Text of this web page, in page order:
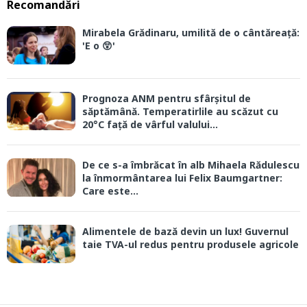
Recomandări
Mirabela Grădinaru, umilită de o cântăreață:
'E o 😲'
Prognoza ANM pentru sfârșitul de
săptămână. Temperatirlile au scăzut cu
20°C față de vârful valului...
De ce s-a îmbrăcat în alb Mihaela Rădulescu
la înmormântarea lui Felix Baumgartner:
Care este...
Alimentele de bază devin un lux! Guvernul
taie TVA-ul redus pentru produsele agricole